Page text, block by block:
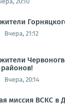
Вчера, 21:12
Вчера, 20:14
миссия ВСКС в